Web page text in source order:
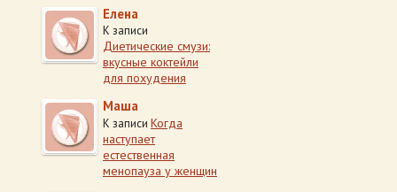
Елена
К записи
Диетические смузи:
вкусные коктейли
для похудения
Маша
К записи Когда
наступает
естественная
менопауза у женщин